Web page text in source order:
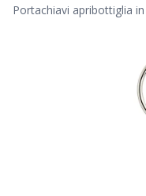
Portachiavi apribottiglia